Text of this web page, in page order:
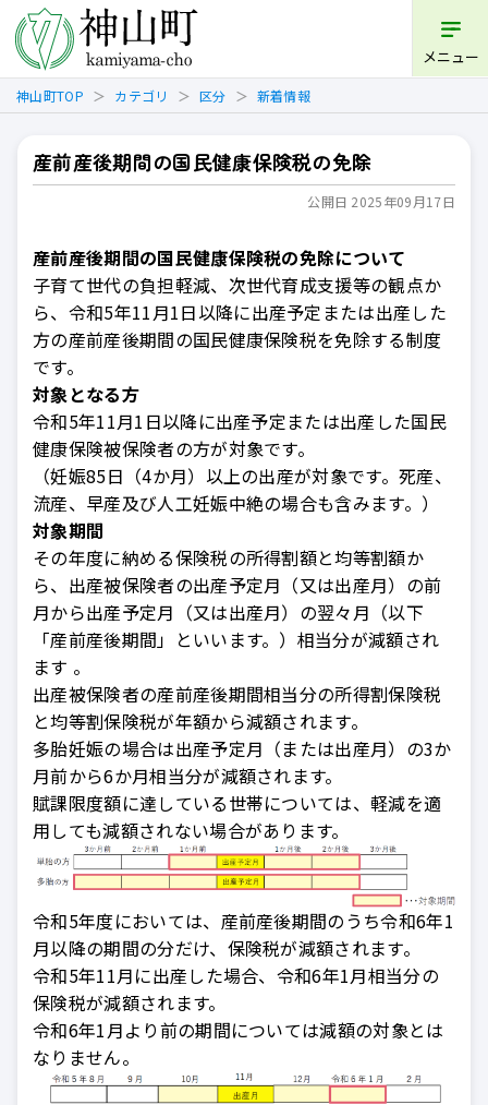
メニュー
神山町TOP カテゴリ 区分 新着情報
産前産後期間の国民健康保険税の免除
公開日 2025年09月17日
産前産後期間の国民健康保険税の免除について
子育て世代の負担軽減、次世代育成支援等の観点か
ら、令和5年11 月1日以降に出産予定または出産した
方の産前産後期間の国民健康保険税を免除する制度
です。
対象となる方
令和5年11月1日以降に出産予定または出産した国民
健康保険被保険者の方が対象です。
（妊娠85日（4か月）以上の出産が対象です。死産、
流産、早産及び人工妊娠中絶の場合も含みます。）
対象期間
その年度に納める保険税の所得割額と均等割額か
ら、出産被保険者の出産予定月（又は出産月）の前
月から出産予定月（又は出産月）の翌々月（以下
「産前産後期間」といいます。）相当分が減額され
ます 。
出産被保険者の産前産後期間相当分の所得割保険税
と均等割保険税が年額から減額されます。
多胎妊娠の場合は出産予定月（または出産月）の3か
月前から6か月相当分が減額されます。
賦課限度額に達している世帯については、軽減を適
用しても減額されない場合があります。
令和5年度においては、産前産後期間のうち令和6年1
月以降の期間の分だけ、保険税が減額されます。
令和5年11月に出産した場合、令和6年1月相当分の
保険税が減額されます。
令和6年1月より前の期間については減額の対象とは
なりません。